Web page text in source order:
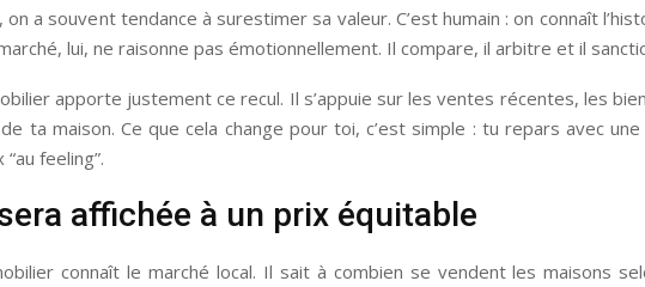
a souvent tendance à surestimer sa valeur. C’est humain : on connaît
lui, ne raisonne pas émotionnellement. Il compare, il arbitre et il
apporte justement ce recul. Il s’appuie sur les ventes récentes, les
ta maison. Ce que cela change pour toi, c’est simple : tu repars avec
feeling”.
affichée à un prix équitable
connaît le marché local. Il sait à combien se vendent les maisons